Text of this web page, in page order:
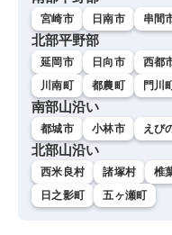
宮崎市 日南市 串間
北部平野部
延岡市 日向市 西都
川南町
都農町 門川
南部山沿い
都城市 小林市 えび
北部山沿い
西米良村 諸塚村 椎
日之影町
五ヶ瀬町